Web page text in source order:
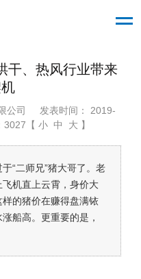
干、热风行业带来
公司
发表时间： 2019-
3027【 小 中 大 】
“二师兄”猪大哥了。老
机直上云霄，身价大
的猪价在赚得盘满铱
船高。更重要的是，